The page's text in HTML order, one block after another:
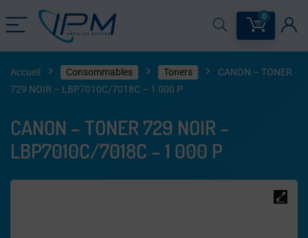
0
Accueil Consommables Toners
CANON – TONER
729 NOIR – LBP7010C/7018C – 1 000 P
CANON – TONER 729 NOIR –
LBP7010C/7018C – 1 000 P